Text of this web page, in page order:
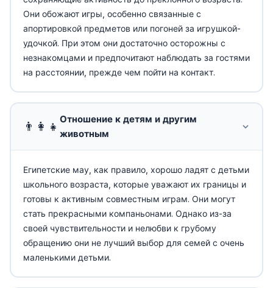
Они обожают игры, особенно связанные с
апортировкой предметов или погоней за игрушкой-
удочкой. При этом они достаточно осторожны с
незнакомцами и предпочитают наблюдать за гостями
на расстоянии, прежде чем пойти на контакт.
👨‍👩‍👧
Отношение к детям и другим
животным
Египетские мау, как правило, хорошо ладят с детьми
школьного возраста, которые уважают их границы и
готовы к активным совместным играм. Они могут
стать прекрасными компаньонами. Однако из-за
своей чувствительности и нелюбви к грубому
обращению они не лучший выбор для семей с очень
маленькими детьми.